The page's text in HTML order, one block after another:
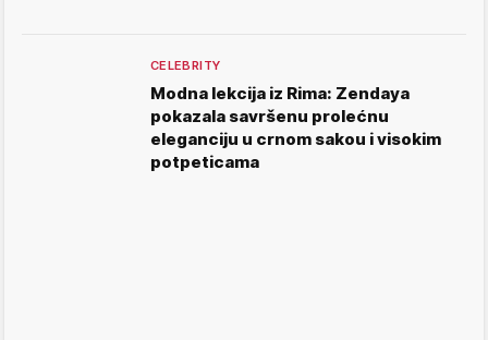
CELEBRITY
Modna lekcija iz Rima: Zendaya
pokazala savršenu prolećnu
eleganciju u crnom sakou i visokim
potpeticama